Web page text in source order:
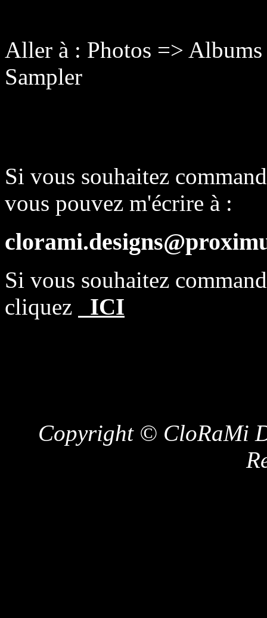
Aller à : Photos =>
Sampler
Si vous souhaitez
vous pouvez m'écrire à :
Si vous souhaitez
cliquez
ICI
Copyright © CloRaMi